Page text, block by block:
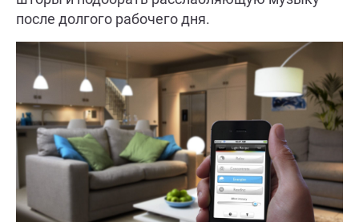
после долгого рабочего дня.